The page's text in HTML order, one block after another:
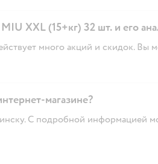
XXL (15+кг) 32 шт. и его
много акций и скидок. Вы
магазине?
С подробной информацией